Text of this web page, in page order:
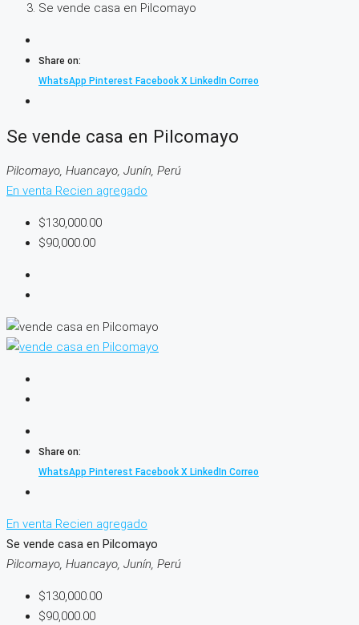
Se vende casa en Pilcomayo
Share on:
WhatsApp Pinterest Facebook X LinkedIn Correo
Se vende casa en Pilcomayo
Pilcomayo, Huancayo, Junín, Perú
En venta Recien agregado
$130,000.00
$90,000.00
Share on:
WhatsApp Pinterest Facebook X LinkedIn Correo
En venta Recien agregado
Se vende casa en Pilcomayo
Pilcomayo, Huancayo, Junín, Perú
$130,000.00
$90,000.00